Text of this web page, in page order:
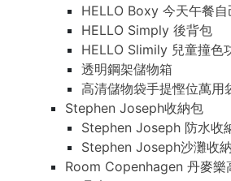
HELLO Boxy 今天午餐自
HELLO Simply 後背包
HELLO Slimily 兒童撞色
透明鋼架儲物箱
高清儲物袋手提慳位萬用
Stephen Joseph收納包
Stephen Joseph 防水收
Stephen Joseph沙灘收
Room Copenhagen 丹麥樂